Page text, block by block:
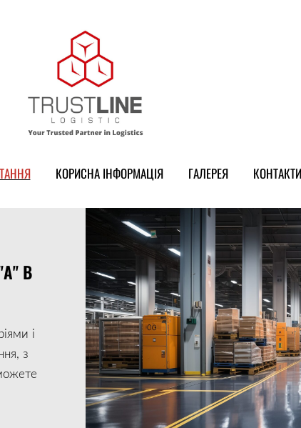
КОРИСНА ІНФОРМАЦІЯ ГАЛЕРЕЯ КОНТАКТИ
В
і
з